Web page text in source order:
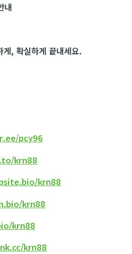
내
, 확실하게 끝내세요.
pcy96
krn88
krn88
krn88
krn88
krn88